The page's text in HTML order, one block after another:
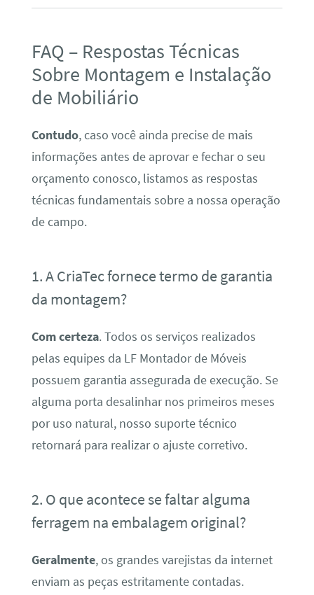
FAQ – Respostas Técnicas
Sobre Montagem e Instalação
de Mobiliário
Contudo, caso você ainda precise de mais
informações antes de aprovar e fechar o seu
orçamento conosco, listamos as respostas
técnicas fundamentais sobre a nossa operação
de campo.
1. A CriaTec fornece termo de garantia
da montagem?
Com certeza. Todos os serviços realizados
pelas equipes da LF Montador de Móveis
possuem garantia assegurada de execução. Se
alguma porta desalinhar nos primeiros meses
por uso natural, nosso suporte técnico
retornará para realizar o ajuste corretivo.
2. O que acontece se faltar alguma
ferragem na embalagem original?
Geralmente, os grandes varejistas da internet
enviam as peças estritamente contadas.